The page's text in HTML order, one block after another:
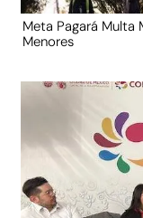
Meta Pagará Multa
Menores